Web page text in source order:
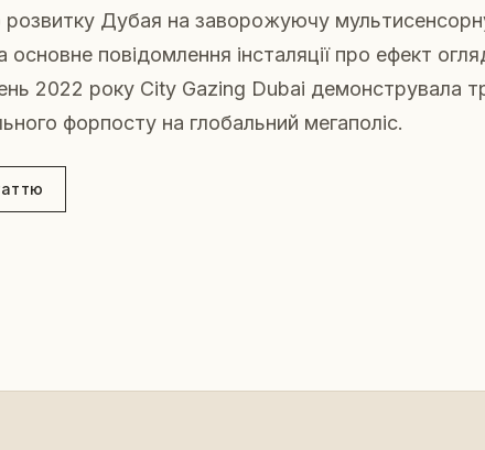
розвитку Дубая на заворожуючу
повідомлення інсталяції про ефект
2022 року City Gazing Dubai демонструвала
форпосту на глобальний мегаполіс.